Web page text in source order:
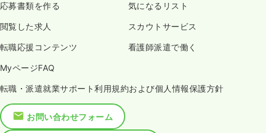
応募書類を作る 気になるリスト
閲覧した求人 スカウトサービス
転職応援コンテンツ 看護師派遣で働く
MyページFAQ
転職・派遣就業サポート利用規約および個人情報保護方針
お問い合わせフォーム